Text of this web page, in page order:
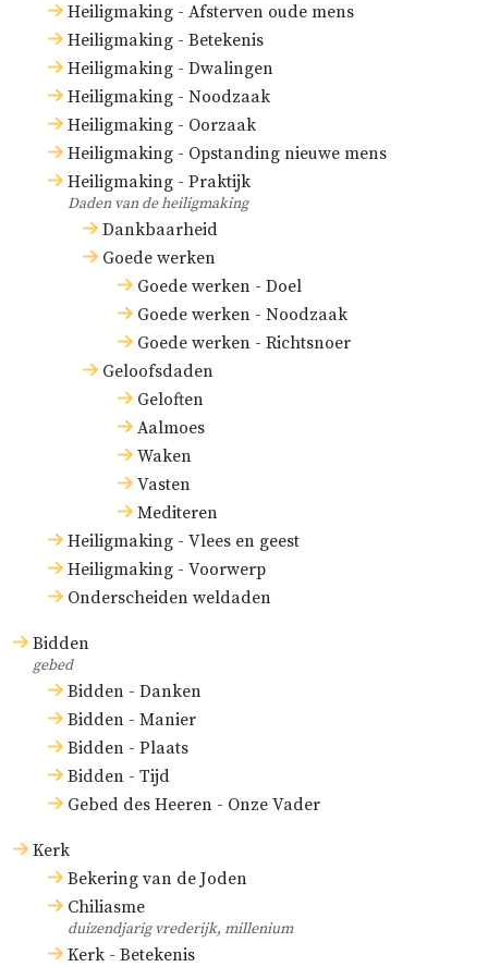
Heiligmaking - Afsterven oude mens
Heiligmaking - Betekenis
Heiligmaking - Dwalingen
Heiligmaking - Noodzaak
Heiligmaking - Oorzaak
Heiligmaking - Opstanding nieuwe mens
Heiligmaking - Praktijk
Daden van de heiligmaking
Dankbaarheid
Goede werken
Goede werken - Doel
Goede werken - Noodzaak
Goede werken - Richtsnoer
Geloofsdaden
Geloften
Aalmoes
Waken
Vasten
Mediteren
Heiligmaking - Vlees en geest
Heiligmaking - Voorwerp
Onderscheiden weldaden
Bidden
gebed
Bidden - Danken
Bidden - Manier
Bidden - Plaats
Bidden - Tijd
Gebed des Heeren - Onze Vader
Kerk
Bekering van de Joden
Chiliasme
duizendjarig vrederijk, millenium
Kerk - Betekenis